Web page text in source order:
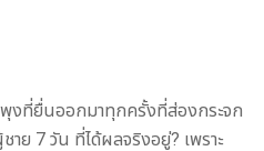
งที่ยื่นออกมาทุกครั้งที่ส่องกระจก
ย 7 วัน ที่ได้ผลจริงอยู่? เพราะ